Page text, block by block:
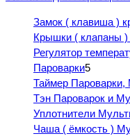
Замок ( клавиша )
Крышки ( клапаны )
Регулятор
Пароварки5
Таймер Пароварки,
Тэн Пароварок и
Уплотнители
Чаша ( ёмкость )